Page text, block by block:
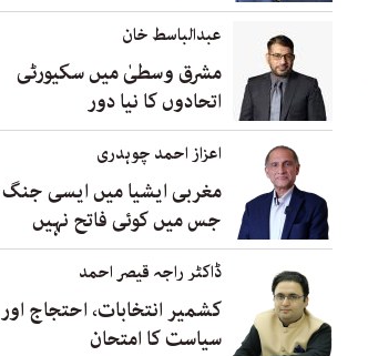
عبدالباسط خان
مشرق وسطیٰ میں سکیورٹی
اتحادوں کا نیا دور
اعزاز احمد چوہدری
مغربی ایشیا میں ایسی جنگ
جس میں کوئی فاتح نہیں
ڈاکٹر راجہ قیصر احمد
کشمیر انتخابات، احتجاج اور
سیاست کا امتحان